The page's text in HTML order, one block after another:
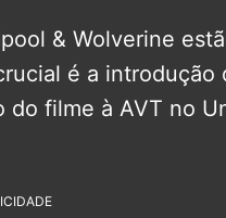
& Wolverine
é a introdução
filme à AVT no